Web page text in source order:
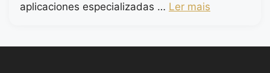
aplicaciones especializadas … Ler mais